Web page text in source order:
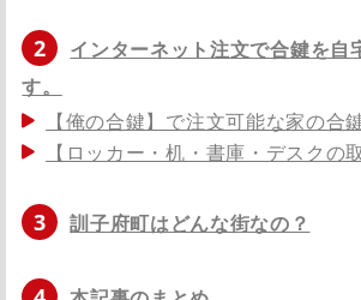
2
インターネット注文で合鍵を自
す。
【俺の合鍵】で注文可能な家の合
【ロッカー・机・書庫・デスクの
3 訓子府町はどんな街なの？